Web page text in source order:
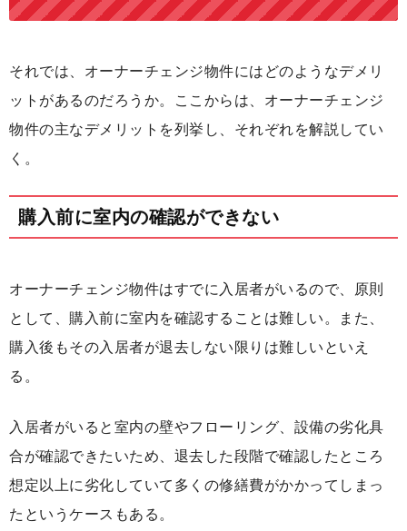
それでは、オーナーチェンジ物件にはどのようなデメリ
ットがあるのだろうか。ここからは、オーナーチェンジ
物件の主なデメリットを列挙し、それぞれを解説してい
く。
購入前に室内の確認ができない
オーナーチェンジ物件はすでに入居者がいるので、原則
として、購入前に室内を確認することは難しい。また、
購入後もその入居者が退去しない限りは難しいといえ
る。
入居者がいると室内の壁やフローリング、設備の劣化具
合が確認できたいため、退去した段階で確認したところ
想定以上に劣化していて多くの修繕費がかかってしまっ
たというケースもある。